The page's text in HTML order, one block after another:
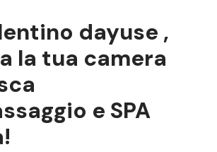
dayuse ,
la tua camera
e SPA